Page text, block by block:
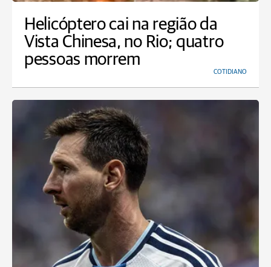
Helicóptero cai na região da
Vista Chinesa, no Rio; quatro
pessoas morrem
COTIDIANO